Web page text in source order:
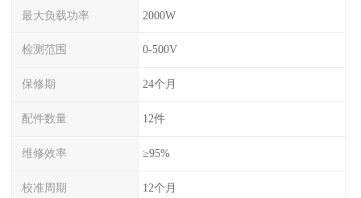
最大负载功率 2000W
检测范围 0-500V
保修期 24个月
配件数量 12件
维修效率 ≥95%
校准周期 12个月